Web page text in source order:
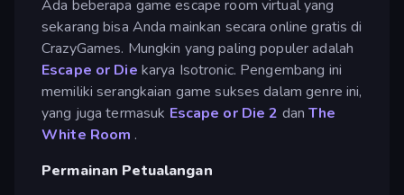
Ada beberapa game escape room virtual yang
sekarang bisa Anda mainkan secara online gratis di
CrazyGames. Mungkin yang paling populer adalah
Escape or Die karya Isotronic. Pengembang ini
memiliki serangkaian game sukses dalam genre ini,
yang juga termasuk Escape or Die 2 danThe
White Room .
Permainan Petualangan